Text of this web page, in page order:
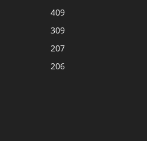
409
309
207
206